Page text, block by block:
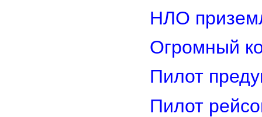
НЛО
Огромный
Пилот
Пилот